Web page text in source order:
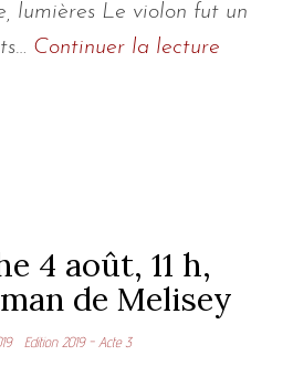
lumières Le violon fut un
Continuer la lecture
4 août, 11 h,
de Melisey
Edition 2019 - Acte 3